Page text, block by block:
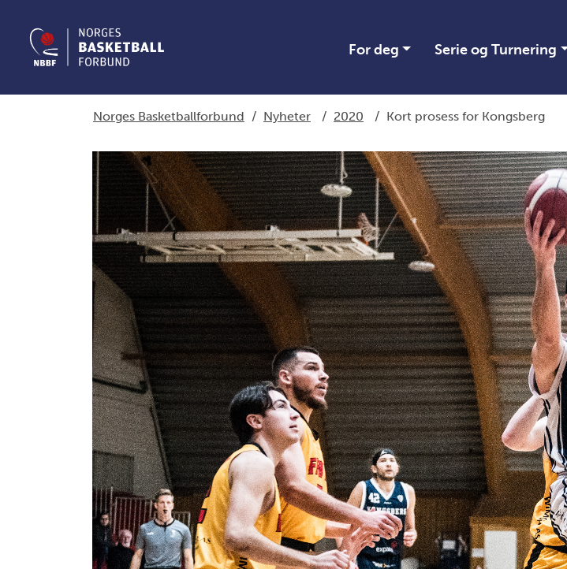
For deg Serie og Turnering
Norges Basketballforbund / Nyheter / 2020 / Kort prosess for Kongsberg